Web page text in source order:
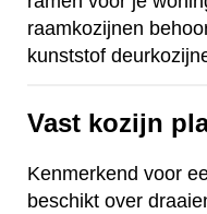
raamkozijnen
kunststof
Vast kozijn
Kenmerkend voor
beschikt over